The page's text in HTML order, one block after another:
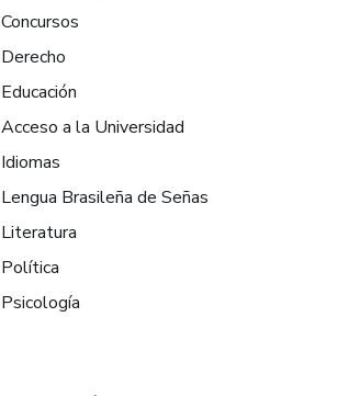
Concursos
Derecho
Educación
Acceso a la Universidad
Idiomas
Lengua Brasileña de Señas
Literatura
Política
Psicología